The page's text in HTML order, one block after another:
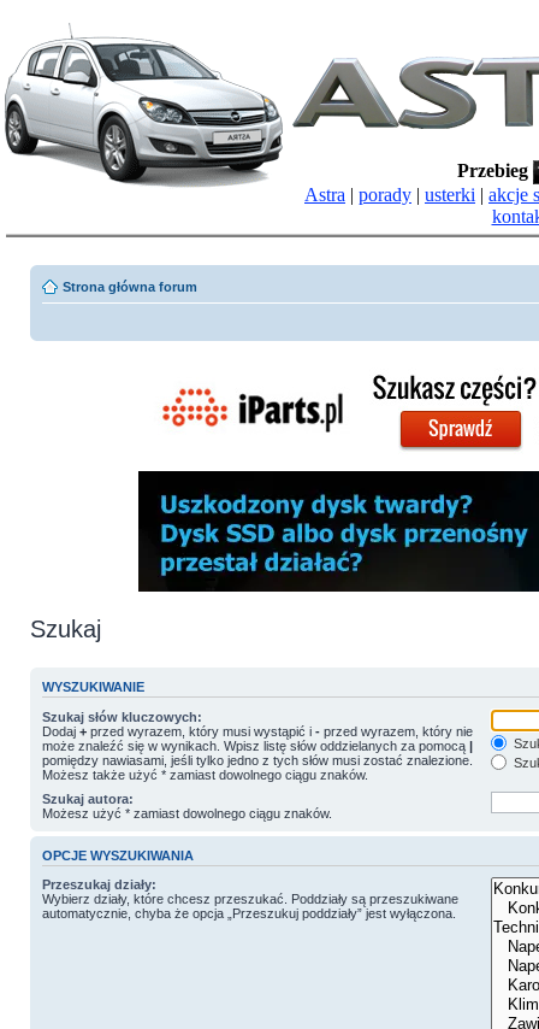
Przebieg
Astra | porady | usterki | akcje
Strona główna forum
Szukaj
WYSZUKIWANIE
Szukaj słów kluczowych:
Dodaj +przed wyrazem, który musi wystąpić i -przed wyrazem, który nie
może znaleźć się w wynikach. Wpisz listę słów oddzielanych za pomocą |
pomiędzy nawiasami, jeśli tylko jedno z tych słów musi zostać znalezione.
Możesz także użyć * zamiast dowolnego ciągu znaków.
Szukaj autora:
Możesz użyć * zamiast dowolnego ciągu znaków.
OPCJE WYSZUKIWANIA
Przeszukaj działy:
Wybierz działy, które chcesz przeszukać. Poddziały są przeszukiwane
automatycznie, chyba że opcja „Przeszukuj poddziały” jest wyłączona.